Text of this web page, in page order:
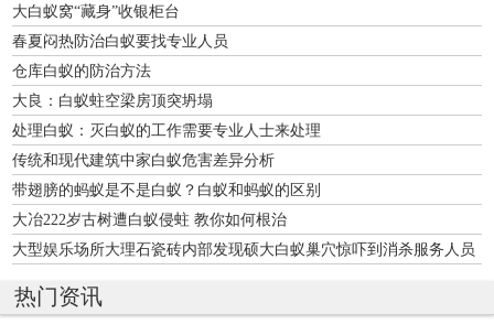
大白蚁窝“藏身”收银柜台
春夏闷热防治白蚁要找专业人员
仓库白蚁的防治方法
大良：白蚁蛀空梁房顶突坍塌
处理白蚁：灭白蚁的工作需要专业人士来处理
传统和现代建筑中家白蚁危害差异分析
带翅膀的蚂蚁是不是白蚁？白蚁和蚂蚁的区别
大冶222岁古树遭白蚁侵蛀 教你如何根治
大型娱乐场所大理石瓷砖内部发现硕大白蚁巢穴惊吓到消杀服务人员
热门资讯